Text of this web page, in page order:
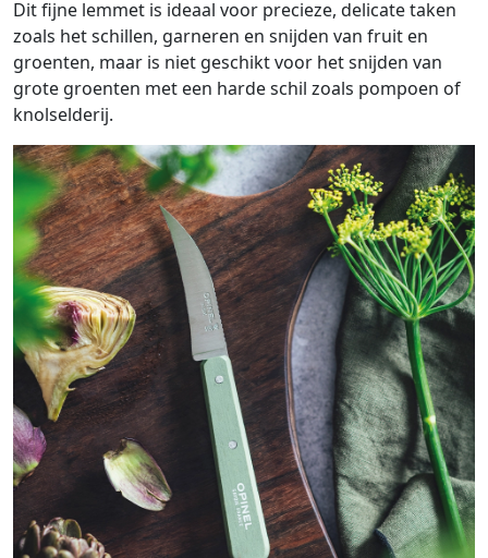
Dit fijne lemmet is ideaal voor precieze, delicate taken
zoals het schillen, garneren en snijden van fruit en
groenten, maar is niet geschikt voor het snijden van
grote groenten met een harde schil zoals pompoen of
knolselderij.